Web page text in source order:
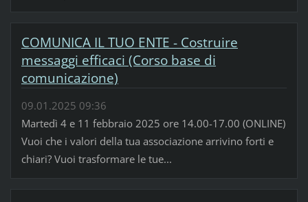
COMUNICA IL TUO ENTE - Costruire
messaggi efficaci (Corso base di
comunicazione)
09.01.2025 09:36
Martedì 4 e 11 febbraio 2025 ore 14.00-17.00 (ONLINE)
Vuoi che i valori della tua associazione arrivino forti e
chiari? Vuoi trasformare le tue...